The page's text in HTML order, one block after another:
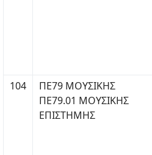
104
ΠΕ79 ΜΟΥΣΙΚΗΣ
ΠΕ79.01 ΜΟΥΣΙΚΗΣ
ΕΠΙΣΤΗΜΗΣ